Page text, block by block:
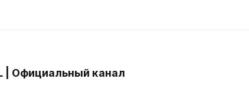
| Официальный канал